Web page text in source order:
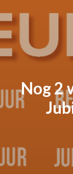
Nog 2